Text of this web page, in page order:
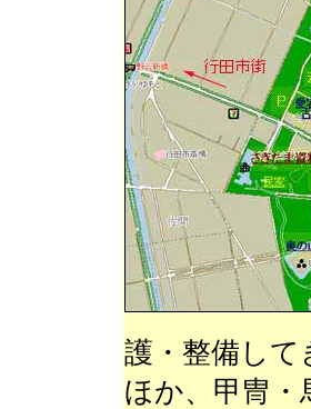
護・整備して
ほか、甲冑・